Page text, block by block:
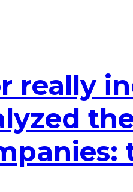
really